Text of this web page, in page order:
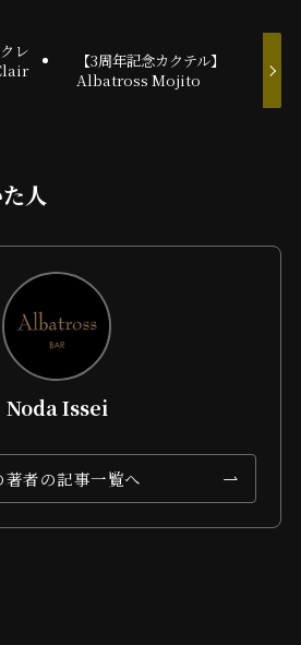
レ
【3周年記念カクテル】
Albatross Mojito
人
Noda Issei
著者の記事一覧へ